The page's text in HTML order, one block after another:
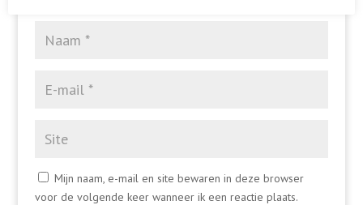
Mijn naam, e-mail en site bewaren in deze browser
voor de volgende keer wanneer ik een reactie plaats.